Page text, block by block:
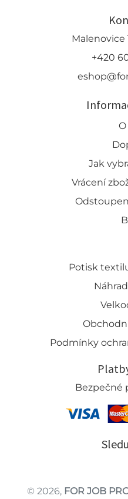
Malenovice
+420
Jak
Vrácení
Potisk
Podmínky
Bezpečné
© 2026, FOR JOB